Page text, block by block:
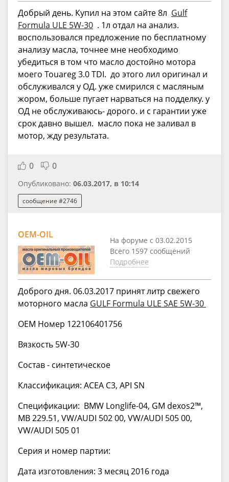
Добрый день. Купил на этом сайте 8л Gulf
Formula ULE 5W-30 . 1л отдал на анализ.
воспользовался предложение по бесплатному
анализу масла, точнее мне необходимо
убедиться в том что масло достойно мотора
моего Touareg 3.0 TDI. до этого лил оригинал и
обслуживался у ОД. уже смирился с масляным
жором, больше пугает нарваться на подделку. у
ОД не обслуживаюсь- дорого. и с гарантии уже
срок давно вышел. масло пока не заливал в
мотор, жду результата.
0 0
Опубликовано: 06.03.2017, в 10:14
сообщение #2746
OEM-OIL
На форуме с 03.02.2015
Всего 1597 сообщений
Подробнее
Доброго дня. 06.03.2017 принят литр свежего
моторного масла GULF Formula ULE SAE 5W-30
OEM Номер 122106401756
Вязкость 5W-30
Состав - синтетическое
Классификация: ACEA C3, API SN
Спецификации: BMW Longlife-04, GM dexos2™,
MB 229.51, VW/AUDI 502 00, VW/AUDI 505 00,
VW/AUDI 505 01
Cерия и номер партии:
Дата изготовления: 3 месяц 2016 года